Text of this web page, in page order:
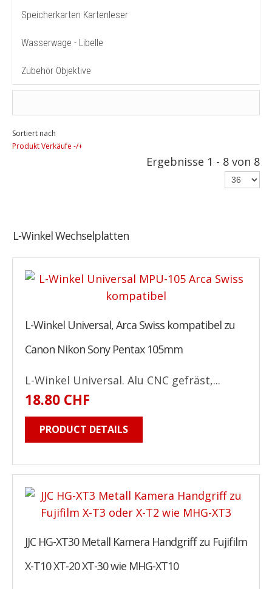
Speicherkarten Kartenleser
Wasserwage - Libelle
Zubehör Objektive
Sortiert nach
Produkt Verkäufe -/+
Ergebnisse 1 - 8 von 8
L-Winkel Wechselplatten
L-Winkel Universal, Arca Swiss kompatibel zu
Canon Nikon Sony Pentax 105mm
L-Winkel Universal. Alu CNC gefräst,...
18.80 CHF
PRODUCT DETAILS
JJC HG-XT30 Metall Kamera Handgriff zu Fujifilm
X-T10 XT-20 XT-30 wie MHG-XT10